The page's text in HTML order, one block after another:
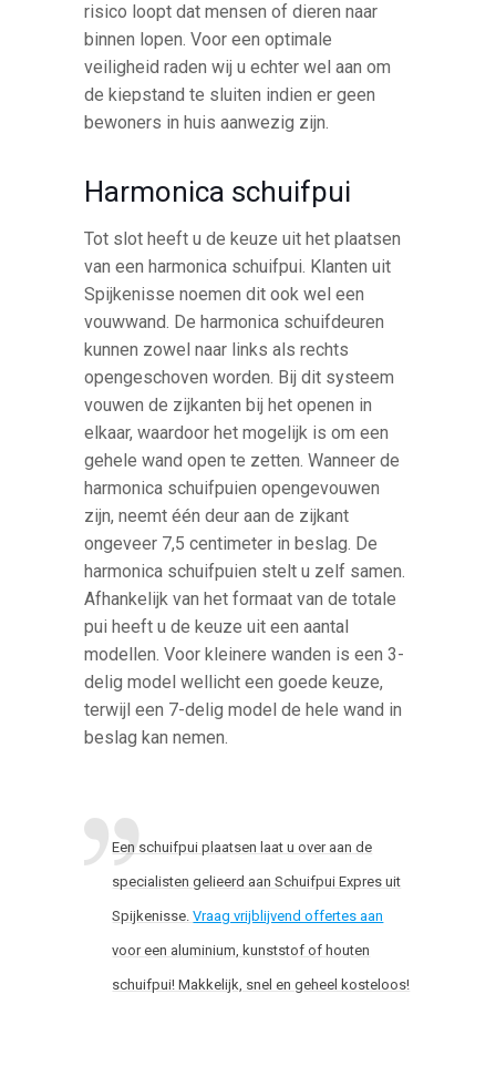
risico loopt dat mensen of dieren naar
binnen lopen. Voor een optimale
veiligheid raden wij u echter wel aan om
de kiepstand te sluiten indien er geen
bewoners in huis aanwezig zijn.
Harmonica schuifpui
Tot slot heeft u de keuze uit het plaatsen
van een harmonica schuifpui. Klanten uit
Spijkenisse noemen dit ook wel een
vouwwand. De harmonica schuifdeuren
kunnen zowel naar links als rechts
opengeschoven worden. Bij dit systeem
vouwen de zijkanten bij het openen in
elkaar, waardoor het mogelijk is om een
gehele wand open te zetten. Wanneer de
harmonica schuifpuien opengevouwen
zijn, neemt één deur aan de zijkant
ongeveer 7,5 centimeter in beslag. De
harmonica schuifpuien stelt u zelf samen.
Afhankelijk van het formaat van de totale
pui heeft u de keuze uit een aantal
modellen. Voor kleinere wanden is een 3-
delig model wellicht een goede keuze,
terwijl een 7-delig model de hele wand in
beslag kan nemen.
Een schuifpui plaatsen laat u over aan de
specialisten gelieerd aan Schuifpui Expres uit
Spijkenisse.Vraag vrijblijvend offertes aan
voor een aluminium, kunststof of houten
schuifpui! Makkelijk, snel en geheel kosteloos!